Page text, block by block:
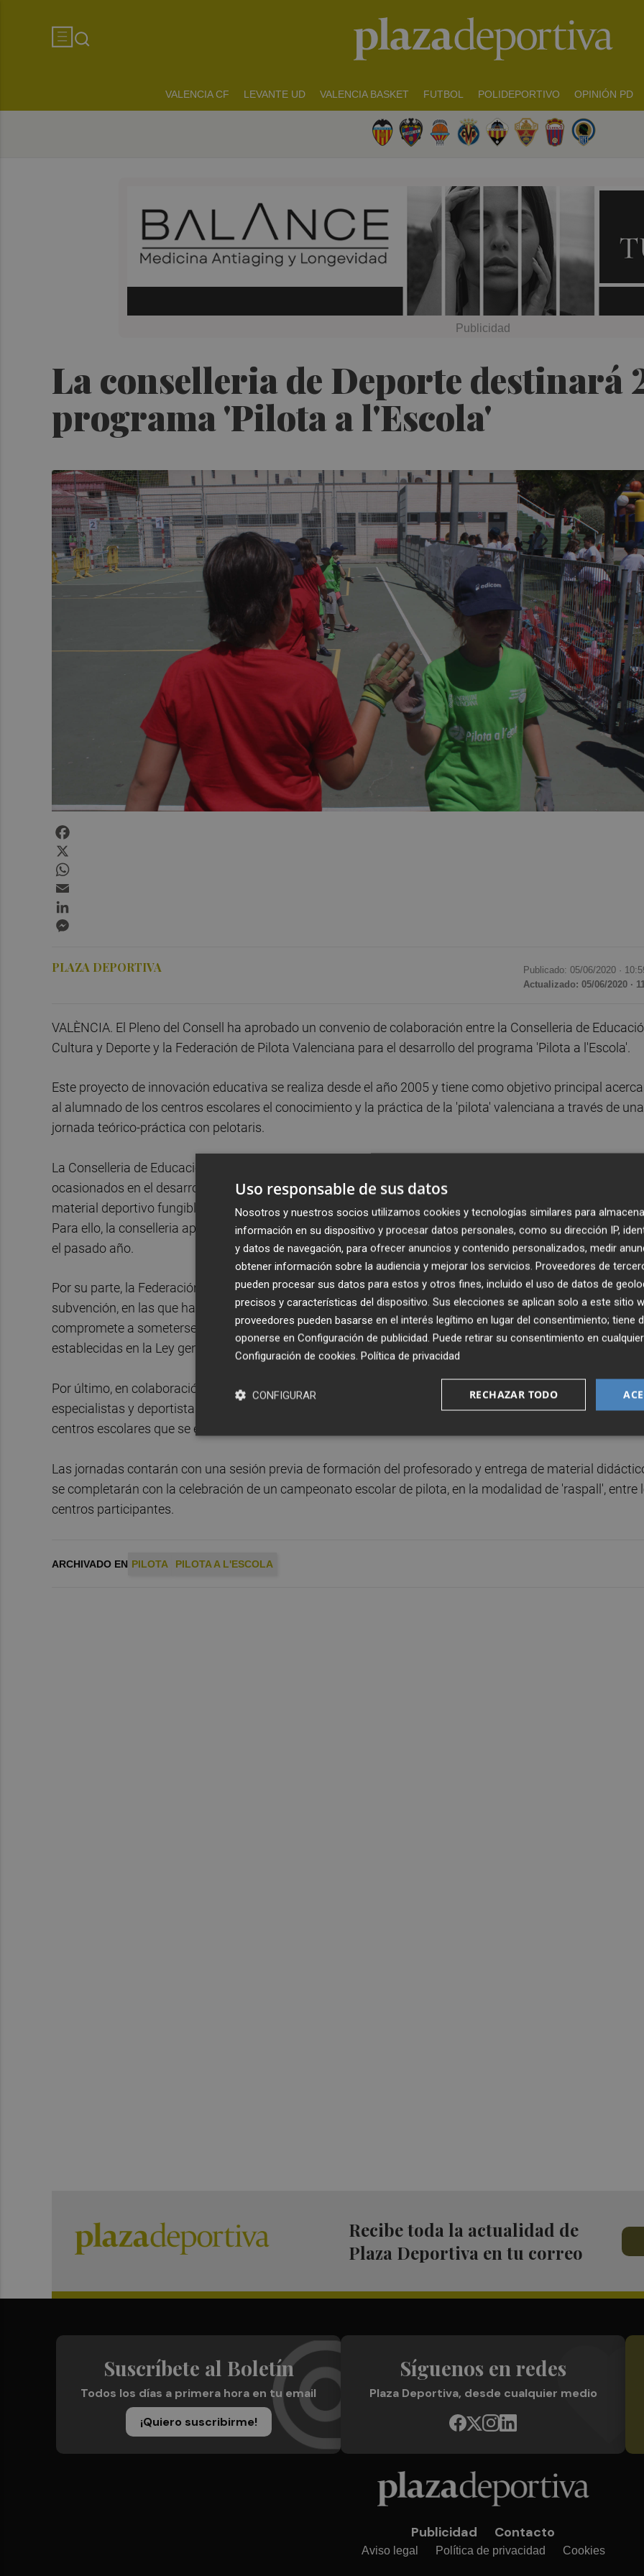
VALENCIA CF LEVANTE UD VALENCIA BASKET FUTBOL POLIDEPORTIVO OPINIÓN PD
La conselleria de Deporte destinará
programa 'Pilota a l'Escola'
PLAZA DEPORTIVA Publicado: 05/06/2020 ·
Actualizado: 05/06/2020 ·
VALÈNCIA. El Pleno del Consell ha aprobado un convenio de colaboración entre la Conselleria de
Cultura y Deporte y la Federación de Pilota Valenciana para el desarrollo del programa 'Pilota a l'Escola'.
Este proyecto de innovación educativa se realiza desde el año 2005 y tiene como objetivo principal
al alumnado de los centros escolares el conocimiento y la práctica de la 'pilota' valenciana a través de una
jornada teórico-práctica con pelotaris.
La Conselleria de Educación, Cultura y Deporte colaborará económicamente con la federación en los
ocasionados en el desarrollo y funcionamiento del programa 'Pilota a l'Escola', como la adquisición de
material deportivo fungible, gastos del personal técnico, desplazamientos y material didáctico, entre
Para ello, la conselleria aportará para el año 2020 un total de 225.000 euros, lo que supone un 12 % más
el pasado año.
Por su parte, la Federación de Pilota Valenciana realizará las actividades para las que se concede la
subvención, en las que hará constar expresamente la colaboración de la Generalitat. Asimismo, se
compromete a someterse a las actuaciones de control financiero y a cumplir el resto de obligaciones
establecidas en la Ley general de subvenciones.
Por último, en colaboración con la Dirección General de Deporte, la federación designará los técnicos
especialistas y deportistas pelotaris necesarios para la realización de las jornadas teórico-prácticas en los
centros escolares que se establezcan.
Las jornadas contarán con una sesión previa de formación del profesorado y entrega de material
se completarán con la celebración de un campeonato escolar de pilota, en la modalidad de 'raspall', entre
centros participantes.
ARCHIVADO EN PILOTA PILOTA A L'ESCOLA
Recibe toda la actualidad de
Plaza Deportiva en tu correo
Suscríbete al Boletín
Todos los días a primera hora en tu email
¡Quiero suscribirme!
Síguenos en redes
Plaza Deportiva, desde cualquier medio
Publicidad Contacto
Aviso legal Política de privacidad Cookies
Uso responsable de sus datos
Nosotros y nuestros socios utilizamos cookies y tecnologías similares para
información en su dispositivo y procesar datos personales, como su dirección IP,
y datos de navegación, para ofrecer anuncios y contenido personalizados, medir
obtener información sobre la audiencia y mejorar los servicios. Proveedores de
pueden procesar sus datos para estos y otros fines, incluido el uso de datos de
precisos y características del dispositivo. Sus elecciones se aplican solo a este sitio
proveedores pueden basarse en el interés legítimo en lugar del consentimiento; tiene
oponerse en Configuración de publicidad. Puede retirar su consentimiento en
Configuración de cookies. Política de privacidad
RECHAZAR TODO
CONFIGURAR